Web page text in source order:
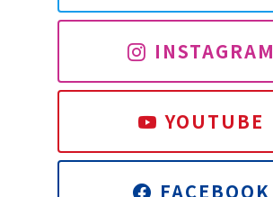
INSTAGRAM
YOUTUBE
FACEBOOK